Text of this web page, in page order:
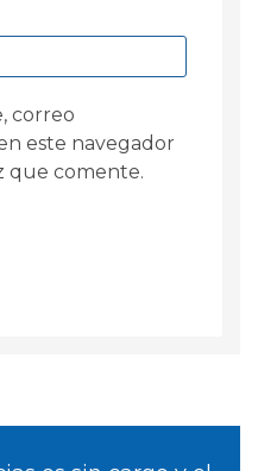
correo
este navegador
que comente.